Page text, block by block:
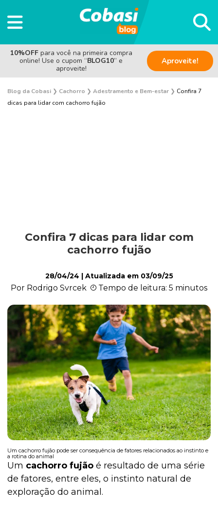
10%OFF para você na primeira compra
online! Use o cupom “BLOG10” e
aproveite!
Aproveite!
Blog da Cobasi ❯ Cachorro ❯ Adestramento e Bem-estar ❯ Confira 7
dicas para lidar com cachorro fujão
Alimentação
Curiosidades
Filhotes
Higiene
Saúde
Confira 7 dicas para lidar com
cachorro fujão
28/04/24 | Atualizada em 03/09/25
Por Rodrigo Svrcek Tempo de leitura: 5 minutos
Um cachorro fujão pode ser consequência de fatores relacionados ao instinto e
a rotina do animal
Um cachorro fujão é resultado de uma série
de fatores, entre eles, o instinto natural de
exploração do animal.